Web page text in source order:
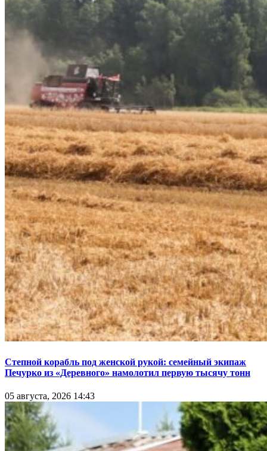
Степной корабль под женской рукой: семейный экипаж
Печурко из «Деревного» намолотил первую тысячу тонн
05 августа, 2026 14:43